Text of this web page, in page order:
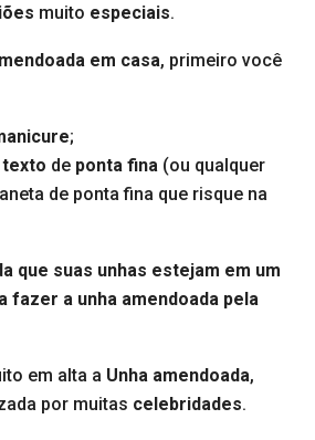
muito especiais.
em casa, primeiro você
;
texto de ponta fina (ou qualquer
de ponta fina que risque na
que suas unhas estejam em um
fazer a unha amendoada pela
em alta a Unha amendoada,
por muitas celebridades.